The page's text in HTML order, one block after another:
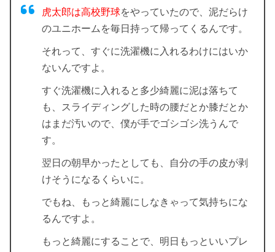
虎太郎は高校野球をやっていたので、泥だらけ
のユニホームを毎日持って帰ってくるんです。
それって、すぐに洗濯機に入れるわけにはいか
ないんですよ。
すぐ洗濯機に入れると多少綺麗に泥は落ちて
も、スライディングした時の腰だとか膝だとか
はまだ汚いので、僕が手でゴシゴシ洗うんで
す。
翌日の朝早かったとしても、自分の手の皮が剥
けそうになるくらいに。
でもね、もっと綺麗にしなきゃって気持ちにな
るんですよ。
もっと綺麗にすることで、明日もっといいプレ